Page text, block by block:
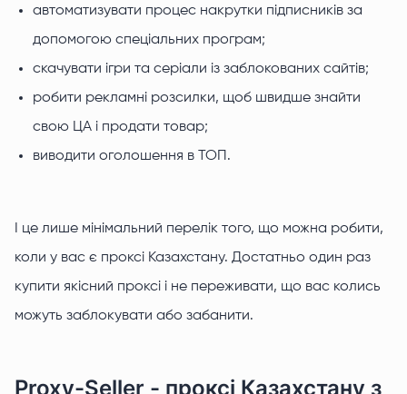
автоматизувати процес накрутки підписників за
допомогою спеціальних програм;
скачувати ігри та серіали із заблокованих сайтів;
робити рекламні розсилки, щоб швидше знайти
свою ЦА і продати товар;
виводити оголошення в ТОП.
І це лише мінімальний перелік того, що можна робити,
коли у вас є проксі Казахстану. Достатньо один раз
купити якісний проксі і не переживати, що вас колись
можуть заблокувати або забанити.
Proxy-Seller - проксі Казахстану з